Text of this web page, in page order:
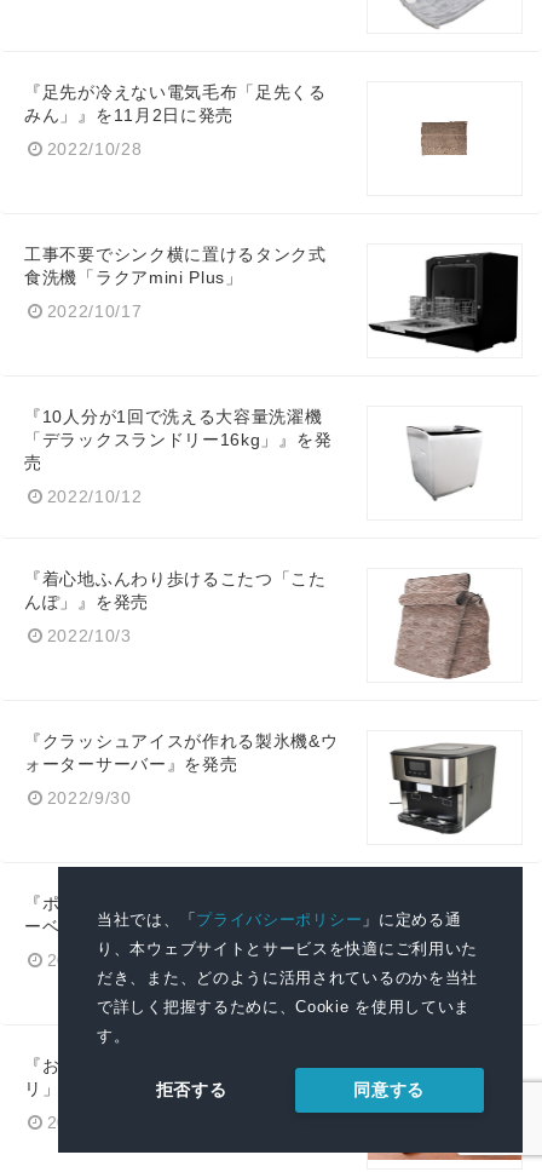
当社では、「プライバシーポリシー 」に定める通
り、本ウェブサイトとサービスを快適にご利用いた
だき、また、どのように活用されているのかを当社
で詳しく把握するために、Cookie を使用していま
す。
拒否する 同意する
『足先が冷えない電気毛布「足先くる
みん」』を11月2日に発売
2022/10/28
工事不要でシンク横に置けるタンク式
食洗機「ラクアmini Plus」
2022/10/17
『10人分が1回で洗える大容量洗濯機
「デラックスランドリー16kg」』を発
売
2022/10/12
『着心地ふんわり歩けるこたつ「こた
んぽ」』を発売
2022/10/3
『クラッシュアイスが作れる製氷機&ウ
ォーターサーバー』を発売
2022/9/30
『ポケットまで温かい「洗えるヒータ
ーベスト」』を発売
2022/9/26
『おひとりさま用フライヤー「カラ
リ」』を発売
2022/9/20